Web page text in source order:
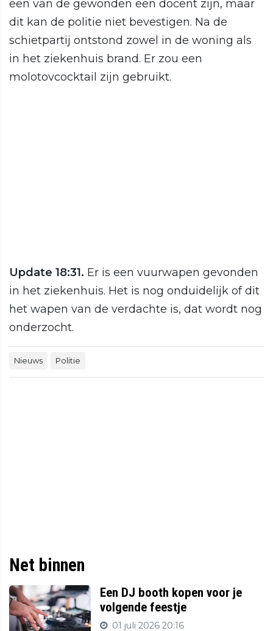
een van de gewonden een docent zijn, maar
dit kan de politie niet bevestigen. Na de
schietpartij ontstond zowel in de woning als
in het ziekenhuis brand. Er zou een
molotovcocktail zijn gebruikt.
Update 18:31. Er is een vuurwapen gevonden
in het ziekenhuis. Het is nog onduidelijk of dit
het wapen van de verdachte is, dat wordt nog
onderzocht.
Nieuws Politie
Net binnen
Een DJ booth kopen voor je
volgende feestje
01 juli 2026 20:16